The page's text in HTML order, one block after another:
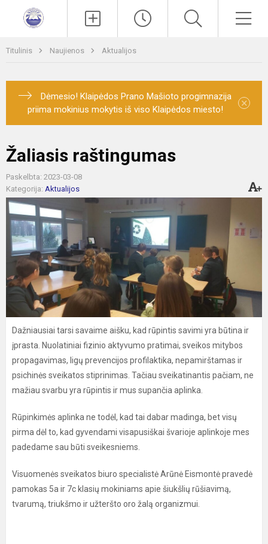
Titulinis Naujienos Aktualijos
Dėmesio! Klaipėdos Prano Mašioto progimnazija
priima mokinius mokytis iš viso Klaipėdos miesto!
×
Žaliasis raštingumas
Paskelbta: 2023-03-08
Kategorija: Aktualijos
Dažniausiai tarsi savaime aišku, kad rūpintis savimi yra būtina ir
įprasta. Nuolatiniai fizinio aktyvumo pratimai, sveikos mitybos
propagavimas, ligų prevencijos profilaktika, nepamirštamas ir
psichinės sveikatos stiprinimas. Tačiau sveikatinantis pačiam, ne
mažiau svarbu yra rūpintis ir mus supančia aplinka.
Rūpinkimės aplinka ne todėl, kad tai dabar madinga, bet visų
pirma dėl to, kad gyvendami visapusiškai švarioje aplinkoje mes
padedame sau būti sveikesniems.
Visuomenės sveikatos biuro specialistė Arūnė Eismontė pravedė
pamokas 5a ir 7c klasių mokiniams apie šiukšlių rūšiavimą,
tvarumą, triukšmo ir užteršto oro žalą organizmui.